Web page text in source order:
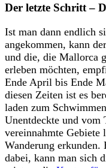
Der letzte Schritt –
Ist man dann endlich
angekommen, kann
und die, die Mallorca
erleben möchten,
Ende April bis Ende
diesen Zeiten ist es
laden zum
Unentdeckte und vom
vereinnahmte Gebiete
Wanderung erkunden.
dabei, kann man sich